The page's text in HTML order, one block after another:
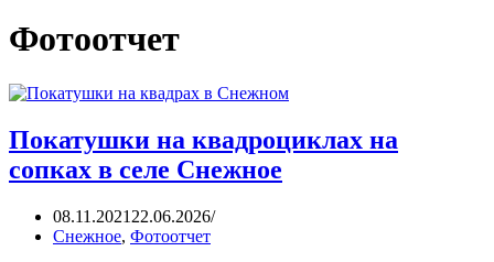
Фотоотчет
Покатушки на квадроциклах на
сопках в селе Снежное
08.11.2021 22.06.2026
Снежное, Фотоотчет